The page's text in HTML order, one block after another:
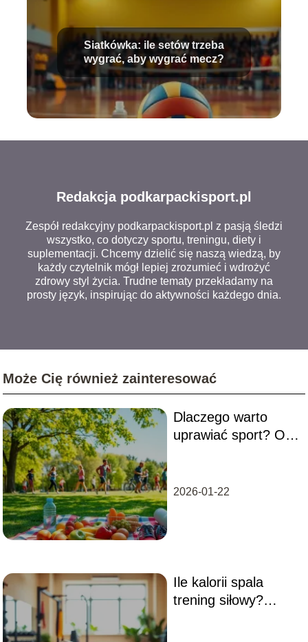
Siatkówka: ile setów trzeba
wygrać, aby wygrać mecz?
Redakcja podkarpackisport.pl
Zespół redakcyjny podkarpackisport.pl z pasją śledzi
wszystko, co dotyczy sportu, treningu, diety i
suplementacji. Chcemy dzielić się naszą wiedzą, by
każdy czytelnik mógł lepiej zrozumieć i wdrożyć
zdrowy styl życia. Trudne tematy przekładamy na
prosty język, inspirując do aktywności każdego dnia.
Może Cię również zainteresować
Dlaczego warto
uprawiać sport? Oto
2026-01-22
Ile kalorii spala
trening siłowy?